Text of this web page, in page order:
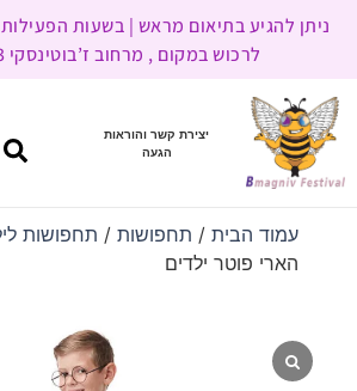
לרכוש במקום , מרחוב ז’בוטינסקי 93, רמת גן
יצירת קשר והוראות
הגעה
עמוד הבית/ תחפושות/ תחפושות
הארי פוטר ילדים